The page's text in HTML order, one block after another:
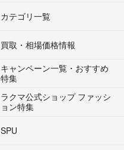
カテゴリ一覧
買取・相場価格情報
キャンペーン一覧・おすすめ
特集
ラクマ公式ショップ ファッシ
ョン特集
SPU